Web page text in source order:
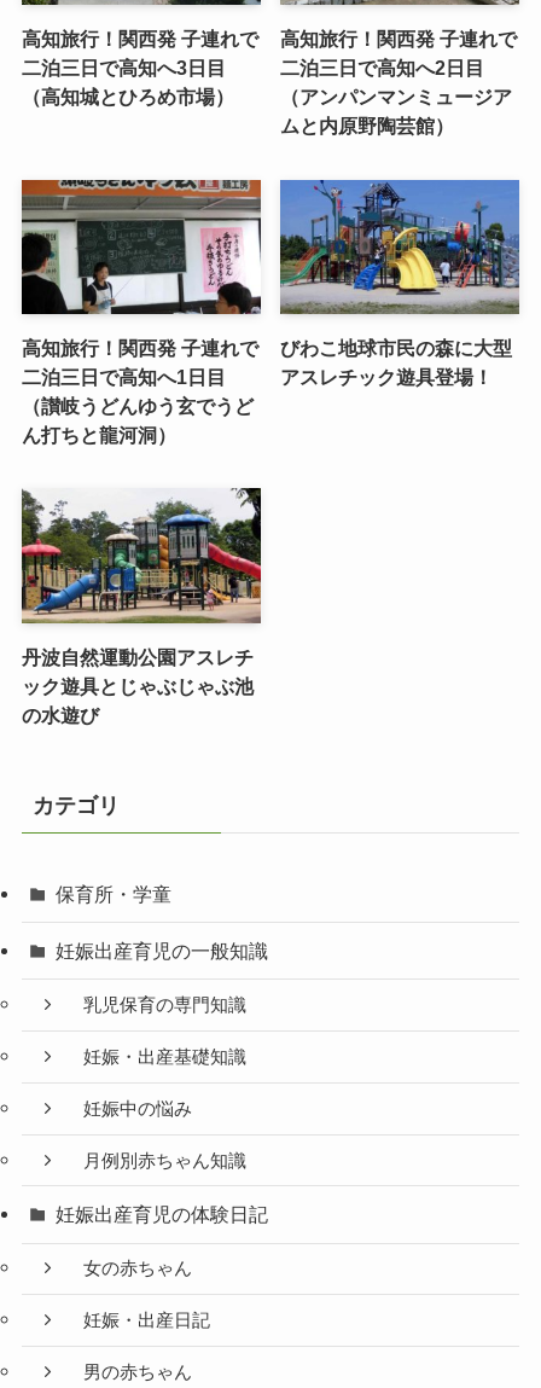
高知旅行！関西発 子連れで
二泊三日で高知へ3日目
（高知城とひろめ市場）
高知旅行！関西発 子連れで
二泊三日で高知へ2日目
（アンパンマンミュージア
ムと内原野陶芸館）
高知旅行！関西発 子連れで
二泊三日で高知へ1日目
（讃岐うどんゆう玄でうど
ん打ちと龍河洞）
びわこ地球市民の森に大型
アスレチック遊具登場！
丹波自然運動公園アスレチ
ック遊具とじゃぶじゃぶ池
の水遊び
カテゴリ
保育所・学童
妊娠出産育児の一般知識
乳児保育の専門知識
妊娠・出産基礎知識
妊娠中の悩み
月例別赤ちゃん知識
妊娠出産育児の体験日記
女の赤ちゃん
妊娠・出産日記
男の赤ちゃん